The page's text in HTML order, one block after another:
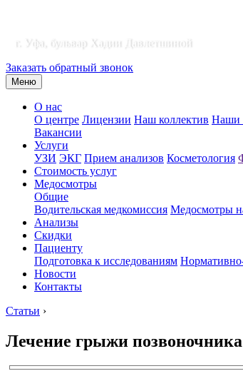
г. Уфа, бульвар Хадии Давлетшиной
Заказать обратный звонок
Меню
О нас
О центре Лицензии Наш коллектив Наши
Вакансии
Услуги
УЗИ ЭКГ Прием анализов Косметология
Стоимость услуг
Медосмотры
Общие
Водительская медкомиссия Медосмотры
Анализы
Скидки
Пациенту
Подготовка к исследованиям
Новости
Контакты
Статьи ›
Лечение грыжи